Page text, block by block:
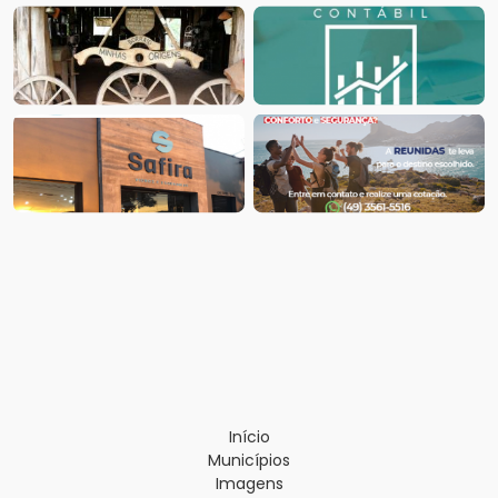
Início
Municípios
Imagens